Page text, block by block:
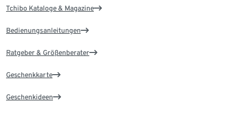
Tchibo Kataloge & Magazine
Bedienungsanleitungen
Ratgeber & Größenberater
Geschenkkarte
Geschenkideen